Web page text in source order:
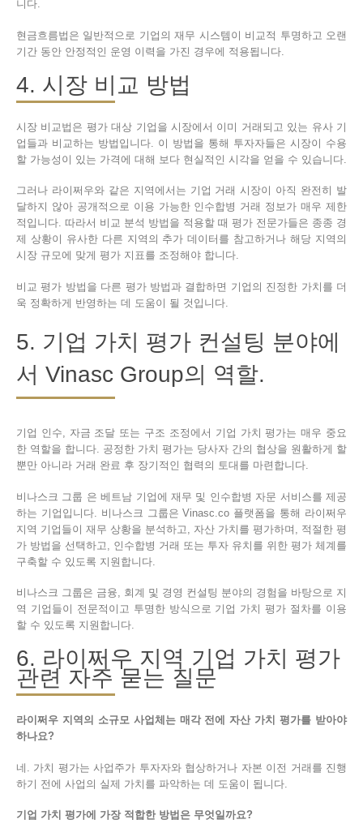
니다.
현금흐름법은 일반적으로 기업의 재무 시스템이 비교적 투명하고 오랜
기간 동안 안정적인 운영 이력을 가진 경우에 적용됩니다.
4. 시장 비교 방법
시장 비교법은 평가 대상 기업을 시장에서 이미 거래되고 있는 유사 기
업들과 비교하는 방법입니다. 이 방법을 통해 투자자들은 시장이 수용
할 가능성이 있는 가격에 대해 보다 현실적인 시각을 얻을 수 있습니다.
그러나 라이쩌우와 같은 지역에서는 기업 거래 시장이 아직 완전히 발
달하지 않아 공개적으로 이용 가능한 인수합병 거래 정보가 매우 제한
적입니다. 따라서 비교 분석 방법을 적용할 때 평가 전문가들은 종종 경
제 상황이 유사한 다른 지역의 추가 데이터를 참고하거나 해당 지역의
시장 규모에 맞게 평가 지표를 조정해야 합니다.
비교 평가 방법을 다른 평가 방법과 결합하면 기업의 진정한 가치를 더
욱 정확하게 반영하는 데 도움이 될 것입니다.
5. 기업 가치 평가 컨설팅 분야에
서 Vinasc Group의 역할.
기업 인수, 자금 조달 또는 구조 조정에서 기업 가치 평가는 매우 중요
한 역할을 합니다. 공정한 가치 평가는 당사자 간의 협상을 원활하게 할
뿐만 아니라 거래 완료 후 장기적인 협력의 토대를 마련합니다.
비나스크 그룹 은 베트남 기업에 재무 및 인수합병 자문 서비스를 제공
하는 기업입니다. 비나스크 그룹은 Vinasc.co 플랫폼을 통해 라이쩌우
지역 기업들이 재무 상황을 분석하고, 자산 가치를 평가하며, 적절한 평
가 방법을 선택하고, 인수합병 거래 또는 투자 유치를 위한 평가 체계를
구축할 수 있도록 지원합니다.
비나스크 그룹은 금융, 회계 및 경영 컨설팅 분야의 경험을 바탕으로 지
역 기업들이 전문적이고 투명한 방식으로 기업 가치 평가 절차를 이용
할 수 있도록 지원합니다.
6. 라이쩌우 지역 기업 가치 평가
관련 자주 묻는 질문
라이쩌우 지역의 소규모 사업체는 매각 전에 자산 가치 평가를 받아야
하나요?
네. 가치 평가는 사업주가 투자자와 협상하거나 자본 이전 거래를 진행
하기 전에 사업의 실제 가치를 파악하는 데 도움이 됩니다.
기업 가치 평가에 가장 적합한 방법은 무엇일까요?